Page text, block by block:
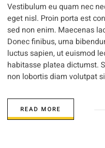
Vestibulum eu quam nec
eget nisl. Proin porta est
sed non enim. Maecenas
Donec finibus, urna
luctus sapien, ut euismod
habitasse platea dictumst.
non lobortis diam volutpat
READ MORE